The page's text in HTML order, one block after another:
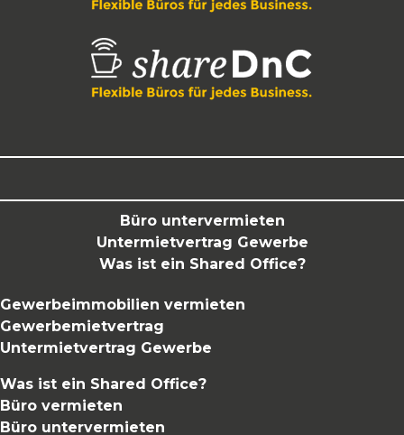
Büro untervermieten
Untermietvertrag Gewerbe
Was ist ein Shared Office?
Gewerbeimmobilien vermieten
Gewerbemietvertrag
Untermietvertrag Gewerbe
Was ist ein Shared Office?
Büro vermieten
Büro untervermieten